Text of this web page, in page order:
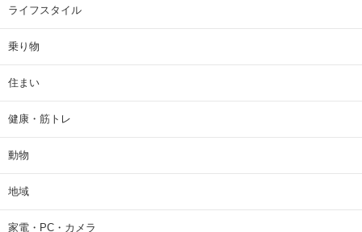
ライフスタイル
乗り物
住まい
健康・筋トレ
動物
地域
家電・PC・カメラ